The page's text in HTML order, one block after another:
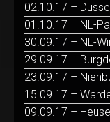
02.10.17 –
01.10.17 – NL-
30.09.17 – NL-
29.09.17 –
23.09.17 –
15.09.17 –
09.09.17 –